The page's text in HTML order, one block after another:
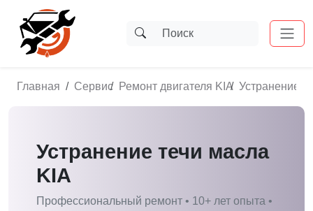
Главная Сервис Ремонт двигателя KIA Устранение
Устранение течи масла
KIA
Профессиональный ремонт • 10+ лет опыта •